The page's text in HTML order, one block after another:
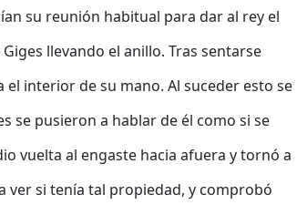
su reunión habitual para dar al rey el
llevando el anillo. Tras sentarse
interior de su mano. Al suceder esto se
se pusieron a hablar de él como si se
vuelta al engaste hacia afuera y tornó a
ver si tenía tal propiedad, y comprobó